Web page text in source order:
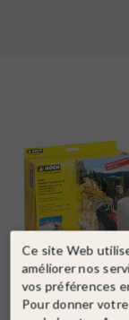
Ce site Web
améliorer nos
vos préférences
Pour donner